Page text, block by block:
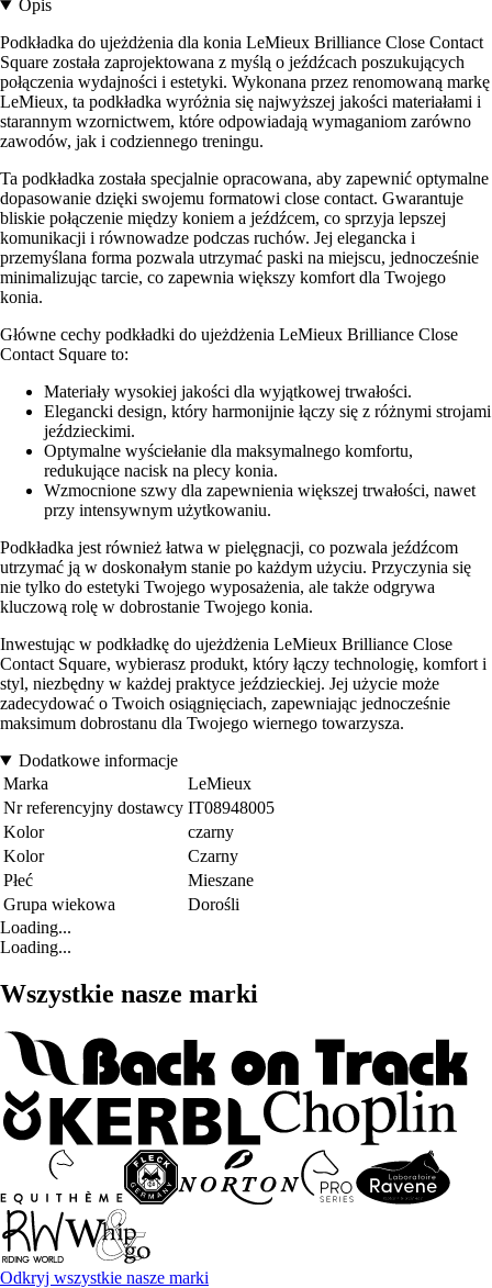
Opis
Podkładka do ujeżdżenia dla konia LeMieux Brilliance Close Contact
Square została zaprojektowana z myślą o jeźdźcach poszukujących
połączenia wydajności i estetyki. Wykonana przez renomowaną markę
LeMieux, ta podkładka wyróżnia się najwyższej jakości materiałami i
starannym wzornictwem, które odpowiadają wymaganiom zarówno
zawodów, jak i codziennego treningu.
Ta podkładka została specjalnie opracowana, aby zapewnić optymalne
dopasowanie dzięki swojemu formatowi close contact. Gwarantuje
bliskie połączenie między koniem a jeźdźcem, co sprzyja lepszej
komunikacji i równowadze podczas ruchów. Jej elegancka i
przemyślana forma pozwala utrzymać paski na miejscu, jednocześnie
minimalizując tarcie, co zapewnia większy komfort dla Twojego
konia.
Główne cechy podkładki do ujeżdżenia LeMieux Brilliance Close
Contact Square to:
Materiały wysokiej jakości dla wyjątkowej trwałości.
Elegancki design, który harmonijnie łączy się z różnymi strojami
jeździeckimi.
Optymalne wyściełanie dla maksymalnego komfortu,
redukujące nacisk na plecy konia.
Wzmocnione szwy dla zapewnienia większej trwałości, nawet
przy intensywnym użytkowaniu.
Podkładka jest również łatwa w pielęgnacji, co pozwala jeźdźcom
utrzymać ją w doskonałym stanie po każdym użyciu. Przyczynia się
nie tylko do estetyki Twojego wyposażenia, ale także odgrywa
kluczową rolę w dobrostanie Twojego konia.
Inwestując w podkładkę do ujeżdżenia LeMieux Brilliance Close
Contact Square, wybierasz produkt, który łączy technologię, komfort i
styl, niezbędny w każdej praktyce jeździeckiej. Jej użycie może
zadecydować o Twoich osiągnięciach, zapewniając jednocześnie
maksimum dobrostanu dla Twojego wiernego towarzysza.
Dodatkowe informacje
Marka
LeMieux
Nr referencyjny dostawcy IT08948005
Kolor
czarny
Kolor
Czarny
Płeć
Mieszane
Grupa wiekowa
Dorośli
Loading...
Loading...
Wszystkie nasze marki
Odkryj wszystkie nasze marki